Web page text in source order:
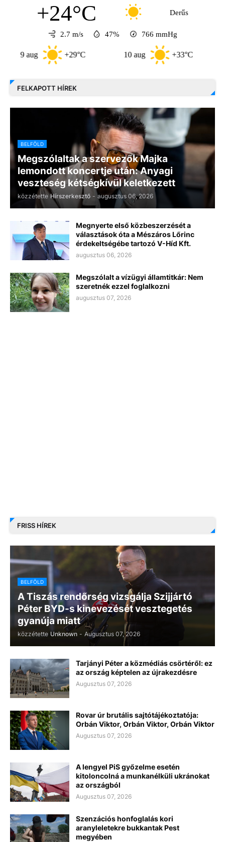
+24°C Derűs
2.7 m/s 47% 766 mmHg
+29°C +33°C
FELKAPOTT HÍREK
BELFÖLD
Megszólaltak a szervezők Majka
lemondott koncertje után: Anyagi
veszteség kétségkívül keletkezett
közzétette Hírszerkesztő - augusztus 06, 2026
Megnyerte első közbeszerzését a
választások óta a Mészáros Lőrinc
érdekeltségébe tartozó V-Híd Kft.
augusztus 06, 2026
Megszólalt a vízügyi államtitkár: Nem
szeretnék ezzel foglalkozni
augusztus 07, 2026
FRISS HÍREK
BELFÖLD
A Tiszás rendőrség vizsgálja Szijjártó
Péter BYD-s kinevezését vesztegetés
gyanúja miatt
közzétette Unknown - Augusztus 07, 2026
Tarjányi Péter a közmédiás csörtéről: ez
az ország képtelen az újrakezdésre
Augusztus 07, 2026
Rovar úr brutális sajtótájékoztatója:
Orbán Viktor, Orbán Viktor, Orbán Viktor
Augusztus 07, 2026
A lengyel PiS győzelme esetén
kitoloncolná a munkanélküli ukránokat
az országból
Augusztus 07, 2026
Szenzációs honfoglalás kori
aranyleletekre bukkantak Pest
megyében